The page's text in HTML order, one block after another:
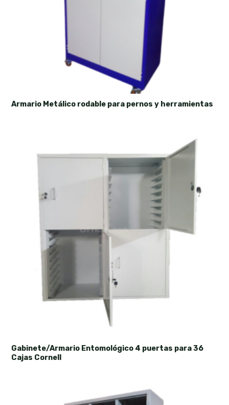
Armario Metálico rodable para pernos y herramientas
Gabinete/Armario Entomológico 4 puertas para 36
Cajas Cornell